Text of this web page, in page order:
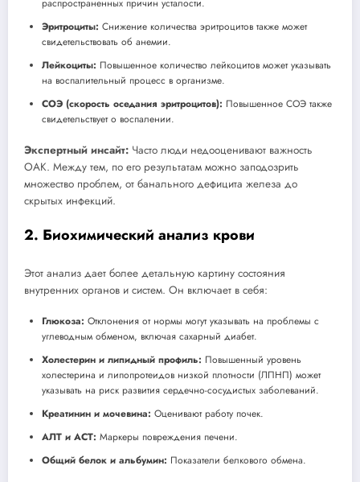
распространенных причин усталости.
Эритроциты: Снижение количества эритроцитов также может
свидетельствовать об анемии.
Лейкоциты: Повышенное количество лейкоцитов может указывать
на воспалительный процесс в организме.
СОЭ (скорость оседания эритроцитов): Повышенное СОЭ также
свидетельствует о воспалении.
Экспертный инсайт: Часто люди недооценивают важность
ОАК. Между тем, по его результатам можно заподозрить
множество проблем, от банального дефицита железа до
скрытых инфекций.
2. Биохимический анализ крови
Этот анализ дает более детальную картину состояния
внутренних органов и систем. Он включает в себя:
Глюкоза: Отклонения от нормы могут указывать на проблемы с
углеводным обменом, включая сахарный диабет.
Холестерин и липидный профиль: Повышенный уровень
холестерина и липопротеидов низкой плотности (ЛПНП) может
указывать на риск развития сердечно-сосудистых заболеваний.
Креатинин и мочевина: Оценивают работу почек.
АЛТ и АСТ: Маркеры повреждения печени.
Общий белок и альбумин: Показатели белкового обмена.